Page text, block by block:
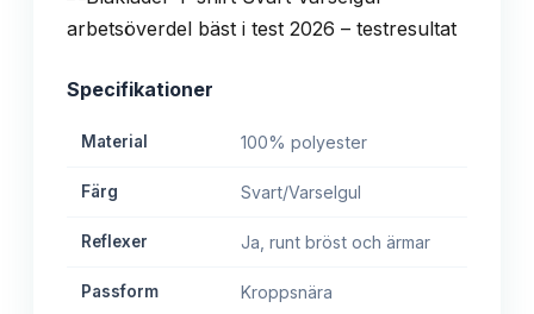
Specifikationer
Material 100% polyester
Färg Svart/Varselgul
Reflexer Ja, runt bröst och ärmar
Passform Kroppsnära